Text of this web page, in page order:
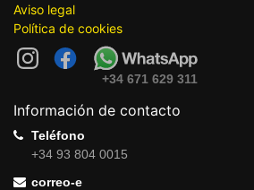
Aviso legal
Política de cookies
+34 671 629 311
Información de contacto
Teléfono
+34 93 804 0015
correo-e